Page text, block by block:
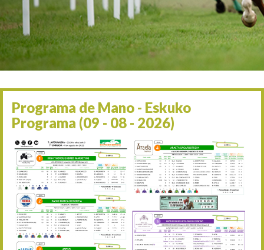
06/09 17:30 Irailaren 6a / 6 de
13/09 17:30 Irailaren 13a / 13 de
30/09 11:30 Irailaren 30a / 30 de
11/06 11:30
05/07 11:30 Uztailaren 5a / 5 de julio
12/07 11:30 Uztailaren 12a / 12 de
19/07 11:30 Uztailaren 19a / 19 de
25/07 11:30 Uztailaren 25a / 25 de
02/08 17:30 Abuztuaren 2a / 2 de
09/08 17:30 Abuztuaren 9a / 9 de
Programa de Mano - Eskuko
Programa (09 - 08 - 2026)